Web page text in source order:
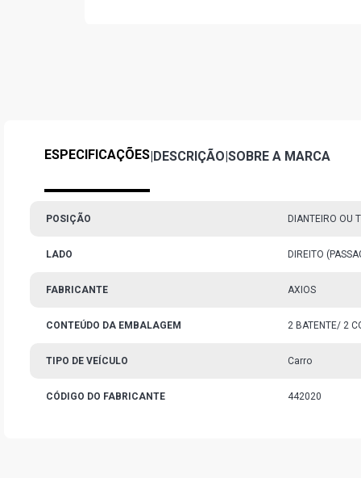
ESPECIFICAÇÕES|DESCRIÇÃO|SOBRE A MARCA
POSIÇÃO DIANTEIRO OU
LADO DIREITO
FABRICANTE AXIOS
CONTEÚDO DA EMBALAGEM 2 BATENTE/ 2
TIPO DE VEÍCULO Carro
CÓDIGO DO FABRICANTE 442020